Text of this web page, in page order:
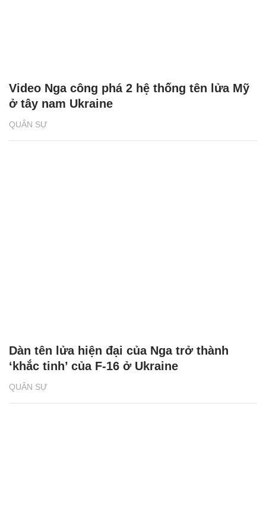
QUÂN SỰ
Video Nga công phá 2 hệ thống tên lửa Mỹ
ở tây nam Ukraine
QUÂN SỰ
Dàn tên lửa hiện đại của Nga trở thành
‘khắc tinh’ của F-16 ở Ukraine